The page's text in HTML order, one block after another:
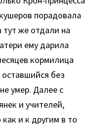
порадовала
же отдали на
ему дарила
кормилица
без
умер. Далее с
и учителей,
и к другим в то